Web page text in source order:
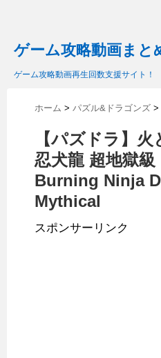
ゲーム攻略動画まと
ゲーム攻略動画再生回数支援サイト！
ホーム > パズル&ドラゴンズ >
【パズドラ】
忍犬龍 超地獄
Burning Ninja
Mythical
スポンサーリンク